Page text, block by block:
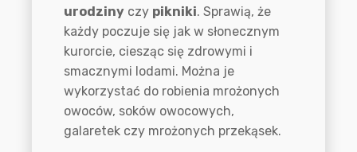
urodziny czy pikniki. Sprawią, że
każdy poczuje się jak w słonecznym
kurorcie, ciesząc się zdrowymi i
smacznymi lodami. Można je
wykorzystać do robienia mrożonych
owoców, soków owocowych,
galaretek czy mrożonych przekąsek.